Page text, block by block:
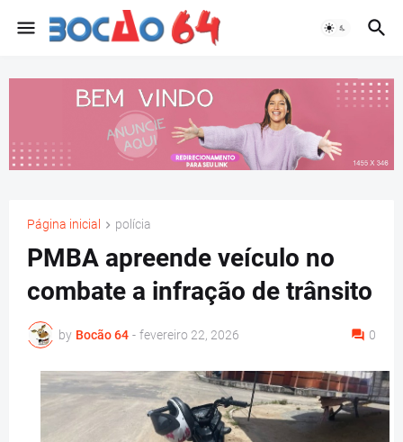
Página inicial polícia
PMBA apreende veículo no
combate a infração de trânsito
by Bocão 64 - fevereiro 22, 2026 0